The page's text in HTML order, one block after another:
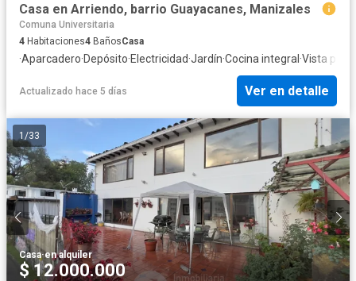
Casa en Arriendo, barrio Guayacanes, Manizales
Comuna Universitaria
4 Habitaciones4 BañosCasa
·Aparcadero·Depósito·Electricidad·Jardín·Cocina integral ·Vista
Actualizado hace 5 días Ver en detalle
1 /33
Casa·en alquiler
$ 12.000.000